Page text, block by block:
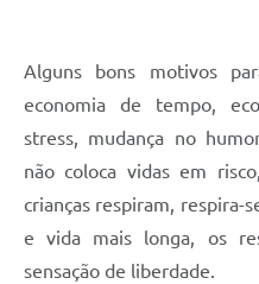
Alguns bons motivos
economia de tempo,
stress, mudança no
não coloca vidas em
crianças respiram, respira-
e vida mais longa, os
sensação de liberdade.